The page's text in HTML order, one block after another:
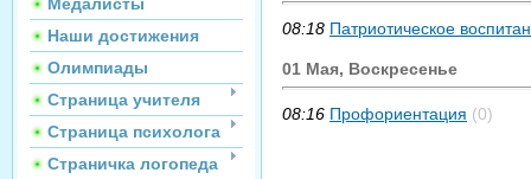
Наши достижения
Олимпиады
Страница учителя
Страница психолога
Страничка логопеда
08:18 Патриотическое
01 Мая, Воскресенье
08:16 Профориентация (0)